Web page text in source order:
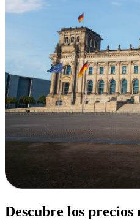
Descubre los precios